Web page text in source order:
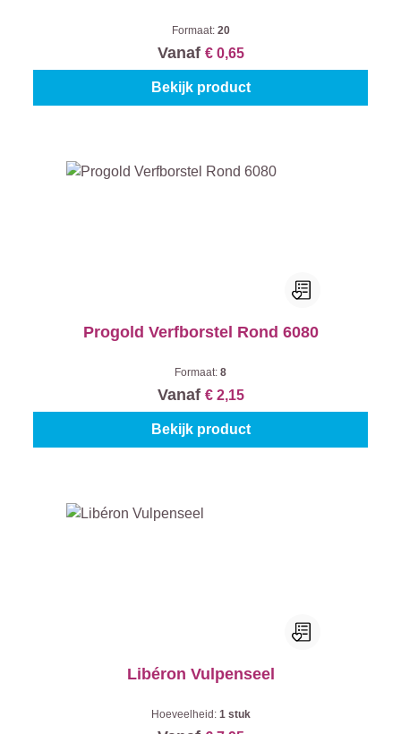
Formaat: 20
Vanaf € 0,65
Bekijk product
Progold Verfborstel Rond 6080
Formaat: 8
Vanaf € 2,15
Bekijk product
Libéron Vulpenseel
Hoeveelheid: 1 stuk